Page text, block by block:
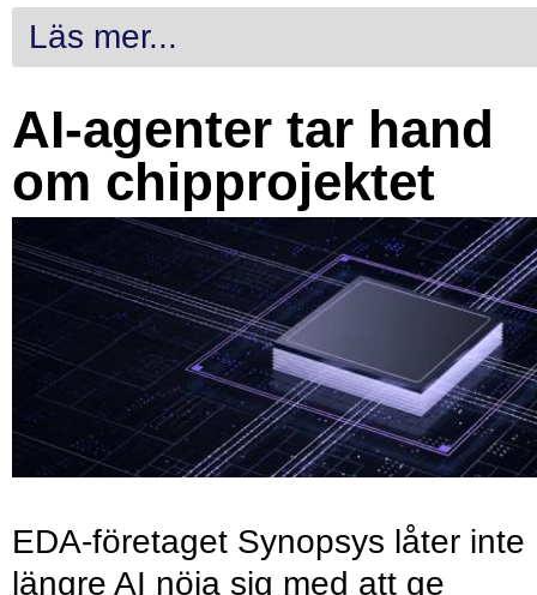
Läs mer...
AI-agenter tar hand
om chipprojektet
EDA-företaget Synopsys låter inte
längre AI nöja sig med att ge